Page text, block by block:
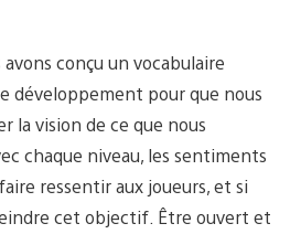
conçu un vocabulaire
développement pour que nous
la vision de ce que nous
chaque niveau, les sentiments
ressentir aux joueurs, et si
cet objectif. Être ouvert et